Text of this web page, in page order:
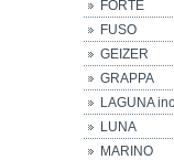
FORTE
FUSO
GEIZER
GRAPPA
LAGUNA
LUNA
MARINO